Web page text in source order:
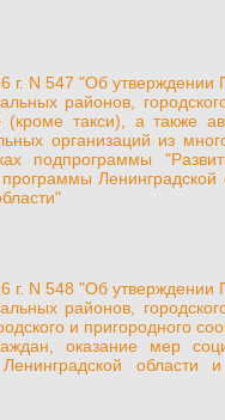
г. N 547 "Об утверждении
районов,
(кроме такси), а также
организаций из
подпрограммы
Ленинградской
г. N 548 "Об утверждении
районов,
и пригородного
оказание мер
области